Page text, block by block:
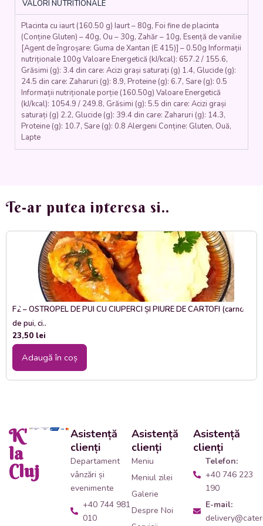
vanilie)
VALORI NUTRITIONALE
Placinta cu iaurt (160.50 g) Iaurt – 80g, Foi fine de placinta
(Conține Gluten) – 40g, Ou – 30g, Zahăr – 10g, Esență de vanilie
[Agent de îngroșare: Guma de Xantan (E 415)] – 0.50g Informații
nutriționale 100g Valoare Energetică (kJ/kcal): 657.2 / 155.6,
Grăsimi (g): 3.4 din care: Acizi grași saturați (g) 1.4, Glucide (g):
24.5 din care: Zaharuri (g): 8.9, Proteine (g): 6.7, Sare (g): 0.5
Informații nutriționale porție (160.50g) Valoare Energetică
(kJ/kcal): 1054.9 / 249.8, Grăsimi (g): 5.5 din care: Acizi grași
saturați (g) 2.2, Glucide (g): 39.4 din care: Zaharuri (g): 14.3,
Proteine (g): 10.7, Sare (g): 0.8 Alergeni Conține: Gluten, Ouă,
Lapte
Te-ar putea interesa si..
F2 – OSTROPEL DE PUI CU CIUPERCI ȘI PIURE DE CARTOFI (carne
de pui, ci..
23,50 lei
Adaugă în coș
K'
la
Cluj
Asistență
clienți
Departament
vânzări și
evenimente
+40 744 981
010
Asistență
clienți
Meniu
Meniul zilei
Galerie
Despre Noi
Asistență
clienți
Telefon:
+40 746 223
190
E-mail: